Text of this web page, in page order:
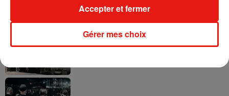
Fred again.. et Latin Mafia dévoilent enfin
leur mixtape créée en...
Gérer mes choix
Accepter et fermer